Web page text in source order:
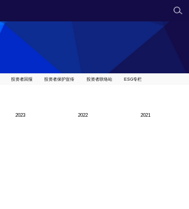
投资者回报 投资者保护宣传 投资者联络站 ESG专栏
2023 2022 2021